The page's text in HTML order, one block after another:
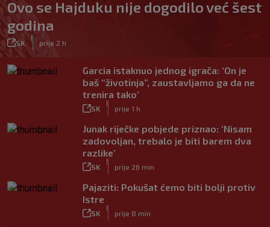
Ovo se Hajduku nije dogodilo već šest
godina
SK prije 2 h
Garcia istaknuo jednog igrača: ‘On je
baš “životinja”, zaustavljamo ga da ne
trenira tako’
SK prije 1 h
Junak riječke pobjede priznao: ‘Nisam
zadovoljan, trebalo je biti barem dva
razlike’
SK prije 26 min
Pajaziti: Pokušat ćemo biti bolji protiv
Istre
SK prije 8 min